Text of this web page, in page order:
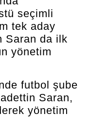
seçimli
tek aday
Saran da ilk
yönetim
futbol şube
Saran,
yönetim